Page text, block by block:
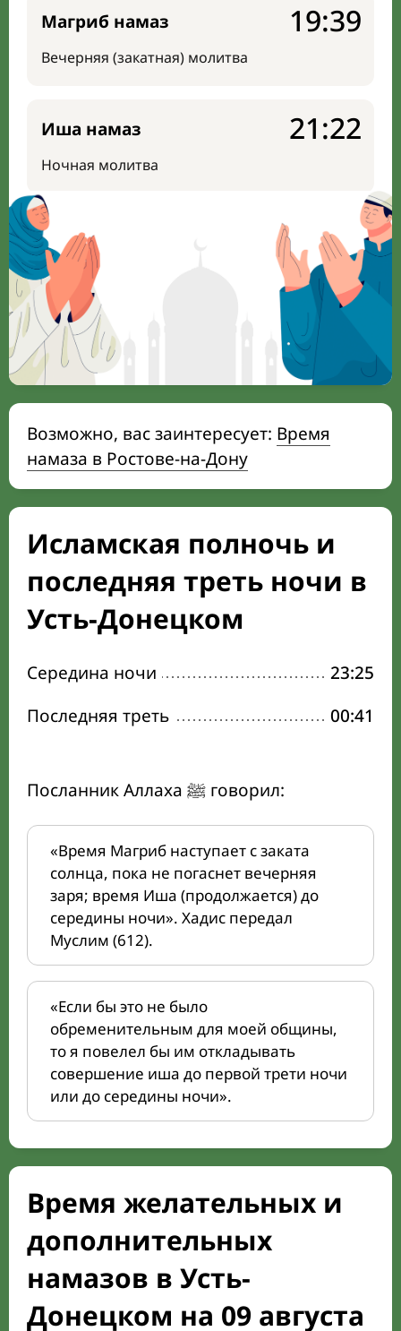
Магриб намаз
Вечерняя (закатная) молитва
19:39
Иша намаз
Ночная молитва
21:22
Возможно, вас заинтересует: Время
намаза в Ростове-на-Дону
Исламская полночь и
последняя треть ночи в
Усть-Донецком
Середина ночи
23:25
Последняя треть
00:41
Посланник Аллаха ﷺ говорил:
«Время Магриб наступает с заката
солнца, пока не погаснет вечерняя
заря; время Иша (продолжается) до
середины ночи». Хадис передал
Муслим (612).
«Если бы это не было
обременительным для моей общины,
то я повелел бы им откладывать
совершение иша до первой трети ночи
или до середины ночи».
Время желательных и
дополнительных
намазов в Усть-
Донецком на 09 августа